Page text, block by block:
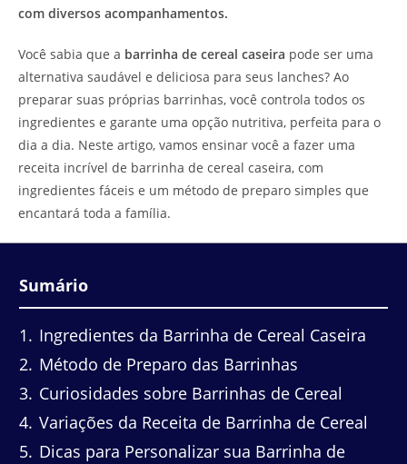
com diversos acompanhamentos.
Você sabia que a barrinha de cereal caseira pode ser uma
alternativa saudável e deliciosa para seus lanches? Ao
preparar suas próprias barrinhas, você controla todos os
ingredientes e garante uma opção nutritiva, perfeita para o
dia a dia. Neste artigo, vamos ensinar você a fazer uma
receita incrível de barrinha de cereal caseira, com
ingredientes fáceis e um método de preparo simples que
encantará toda a família.
Sumário
1
Ingredientes da Barrinha de Cereal Caseira
2 Método de Preparo das Barrinhas
3 Curiosidades sobre Barrinhas de Cereal
4 Variações da Receita de Barrinha de Cereal
5 Dicas para Personalizar sua Barrinha de